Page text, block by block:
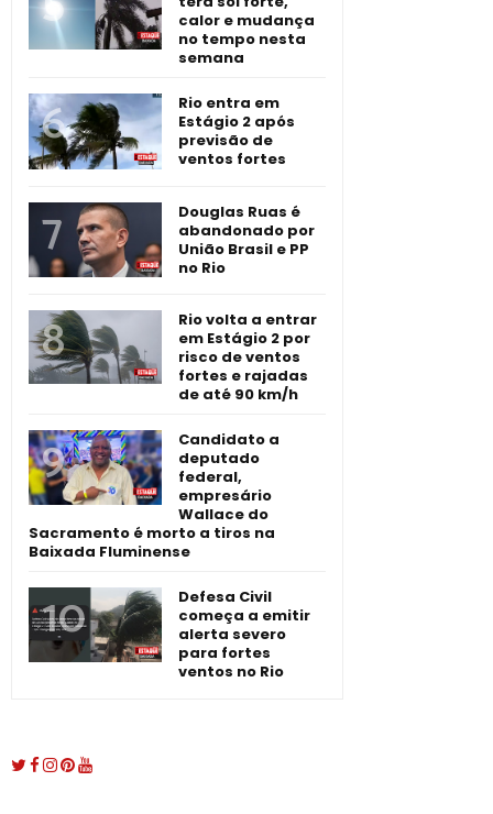
calor e mudança
no tempo nesta
semana
Rio entra em
Estágio 2 após
previsão de
ventos fortes
Douglas Ruas é
abandonado por
União Brasil e PP
no Rio
Rio volta a entrar
em Estágio 2 por
risco de ventos
fortes e rajadas
de até 90 km/h
Candidato a
deputado
federal,
empresário
Wallace do
Sacramento é morto a tiros na
Baixada Fluminense
Defesa Civil
começa a emitir
alerta severo
para fortes
ventos no Rio